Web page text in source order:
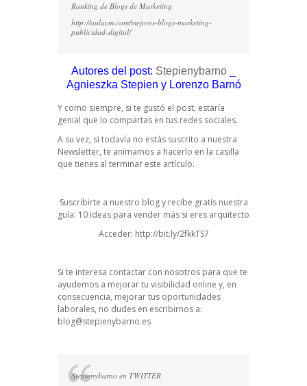
Ranking de Blogs de Marketing
http://aulacm.com/mejores-blogs-marketing-
publicidad-digital/
Autores del post: Stepienybarno
Agnieszka Stepien y Lorenzo Barnó
Y como siempre, si te gustó el post, estaría
genial que lo compartas en tus redes sociales.
A su vez, si todavía no estás suscrito a nuestra
Newsletter, te animamos a hacerlo en la casilla
que tienes al terminar este artículo.
Suscribirte a nuestro blog y recibe gratis nuestra
guía: 10 Ideas para vender más si eres arquitecto
Acceder: http://bit.ly/2fkkTS7
Si te interesa contactar con nosotros para que te
ayudemos a mejorar tu visibilidad online y, en
consecuencia, mejorar tus oportunidades
laborales, no dudes en escribirnos a:
blog@stepienybarno.es
Stepienybarno en TWITTER